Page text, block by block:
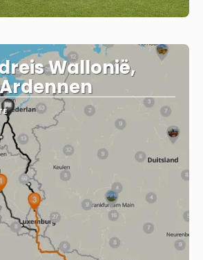
Wallonië,